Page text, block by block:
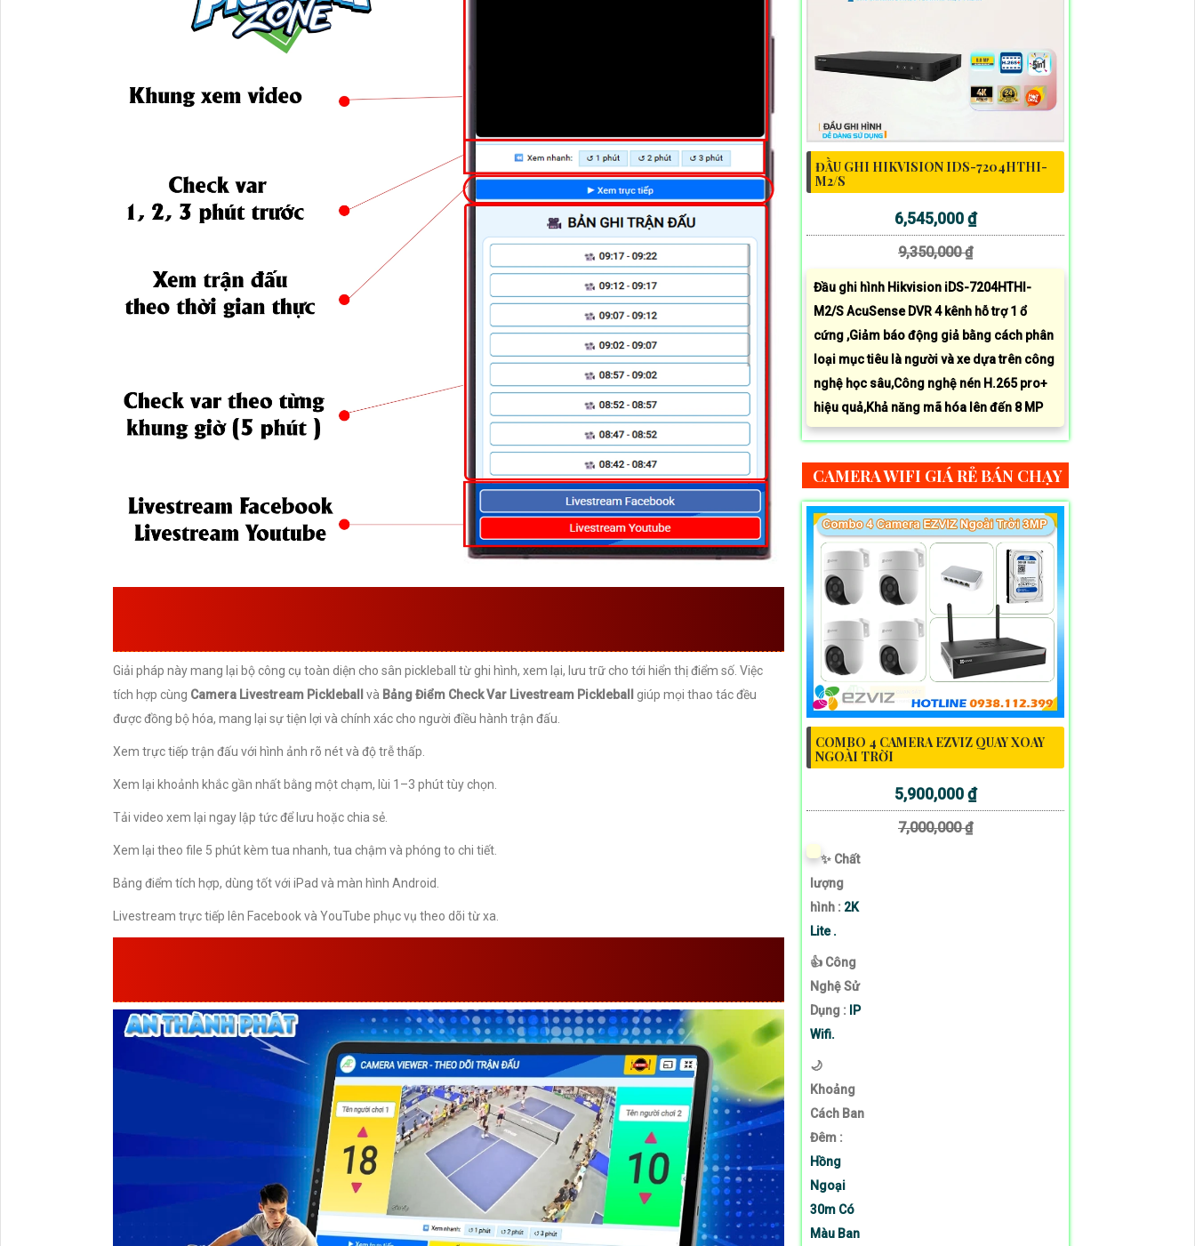
Giải pháp này mang lại bộ công cụ toàn diện cho sân pickleball từ ghi hình, xem lại, lưu trữ cho tới hiển thị điểm số. Việc
tích hợp cùng Camera Livestream Pickleball và Bảng Điểm Check Var Livestream Pickleball
giúp mọi thao tác đều
được đồng bộ hóa, mang lại sự tiện lợi và chính xác cho người điều hành trận đấu.
Xem trực tiếp trận đấu với hình ảnh rõ nét và độ trễ thấp.
Xem lại khoảnh khắc gần nhất bằng một chạm, lùi 1–3 phút tùy chọn.
Tải video xem lại ngay lập tức để lưu hoặc chia sẻ.
Xem lại theo file 5 phút kèm tua nhanh, tua chậm và phóng to chi tiết.
Bảng điểm tích hợp, dùng tốt với iPad và màn hình Android.
Livestream trực tiếp lên Facebook và YouTube phục vụ theo dõi từ xa.
ĐẦU GHI HIKVISION IDS-7204HTHI-
M2/S
6,545,000 ₫
9,350,000 ₫
Đầu ghi hình Hikvision iDS-7204HTHI-
M2/S AcuSense DVR 4 kênh hỗ trợ 1 ổ
cứng ,Giảm báo động giả bằng cách phân
loại mục tiêu là người và xe dựa trên công
nghệ học sâu,Công nghệ nén H.265 pro+
hiệu quả,Khả năng mã hóa lên đến 8 MP
CAMERA WIFI GIÁ RẺ BÁN CHẠY
COMBO 4 CAMERA EZVIZ QUAY XOAY
NGOÀI TRỜI
5,900,000 ₫
7,000,000 ₫
✨ Chất
lượng
hình : 2K
Lite .
👍 Công
Nghệ Sử
Dụng :
IP
Wifi.
🌙
Khoảng
Cách Ban
Đêm :
Hồng
Ngoại
30m Có
Màu Ban